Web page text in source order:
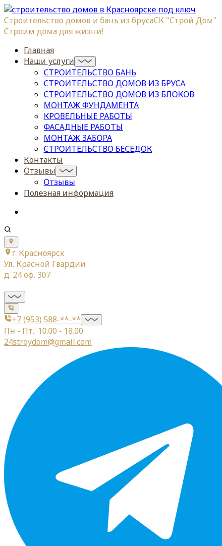
Строительство домов и бань из брусаСК "Строй Дом"
Строим дома для жизни!
Главная
Наши услуги
СТРОИТЕЛЬСТВО БАНЬ
СТРОИТЕЛЬСТВО ДОМОВ ИЗ БРУСА
СТРОИТЕЛЬСТВО ДОМОВ ИЗ БЛОКОВ
МОНТАЖ ФУНДАМЕНТА
КРОВЕЛЬНЫЕ РАБОТЫ
ФАСАДНЫЕ РАБОТЫ
МОНТАЖ ЗАБОРА
СТРОИТЕЛЬСТВО БЕСЕДОК
Контакты
Отзывы
Отзывы
Полезная информация
г. Красноярск
Ул. Красной Гвардии
д. 24 оф. 307
+7 (953) 588-**-**
Пн - Пт.: 10.00 - 18.00
24stroydom@gmail.com